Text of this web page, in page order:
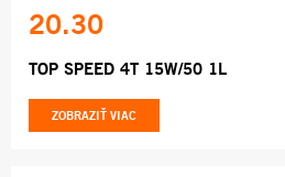
20.30
TOP SPEED 4T 15W/50 1L
ZOBRAZIŤ VIAC